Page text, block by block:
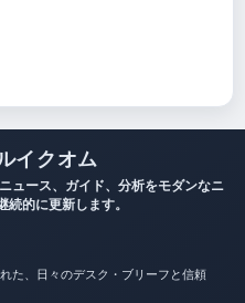
イクオム
ュース、ガイド、分析をモダンなニ
的に更新します。
た、日々のデスク・ブリーフと信頼